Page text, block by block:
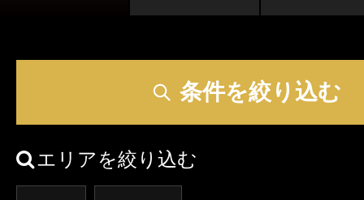
神奈川 埼玉
茨城 栃木
本日出勤のセラピスト
口コミ
条件を絞り込む
エリアを絞り込む